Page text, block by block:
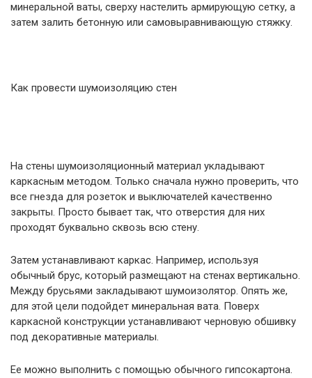
минеральной ваты, сверху настелить армирующую сетку, а
затем залить бетонную или самовыравнивающую стяжку.
Как провести шумоизоляцию стен
На стены шумоизоляционный материал укладывают
каркасным методом. Только сначала нужно проверить, что
все гнезда для розеток и выключателей качественно
закрыты. Просто бывает так, что отверстия для них
проходят буквально сквозь всю стену.
Затем устанавливают каркас. Например, используя
обычный брус, который размещают на стенах вертикально.
Между брусьями закладывают шумоизолятор. Опять же,
для этой цели подойдет минеральная вата. Поверх
каркасной конструкции устанавливают черновую обшивку
под декоративные материалы.
Ее можно выполнить с помощью обычного гипсокартона.